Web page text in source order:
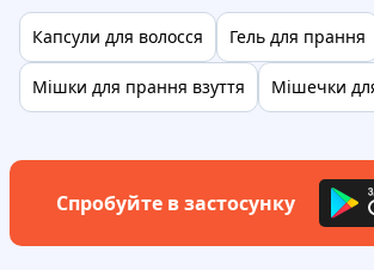
Капсули для волосся Гель для прання
Мішки для прання взуття Мішечки
Спробуйте в застосунку